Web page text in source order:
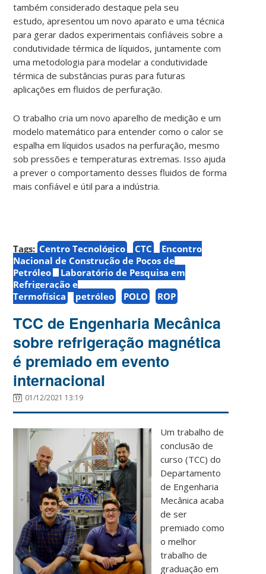
também considerado destaque pela seu
estudo, apresentou um novo aparato e uma técnica
para gerar dados experimentais confiáveis sobre a
condutividade térmica de líquidos, juntamente com
uma metodologia para modelar a condutividade
térmica de substâncias puras para futuras
aplicações em fluidos de perfuração.
O trabalho cria um novo aparelho de medição e um
modelo matemático para entender como o calor se
espalha em líquidos usados na perfuração, mesmo
sob pressões e temperaturas extremas. Isso ajuda
a prever o comportamento desses fluidos de forma
mais confiável e útil para a indústria.
Tags: Centro Tecnológico CTC
Encontro
Nacional de Construção de Poços de
Petróleo
Laboratório de Pesquisa em
Refrigeração e
Termofísica
petróleo POLO ROP
TCC de Engenharia Mecânica
sobre refrigeração magnética
é premiado em evento
internacional
01/12/2021 13:19
Um trabalho de
conclusão de
curso (TCC) do
Departamento
de Engenharia
Mecânica acaba
de ser
premiado como
o melhor
trabalho de
graduação em